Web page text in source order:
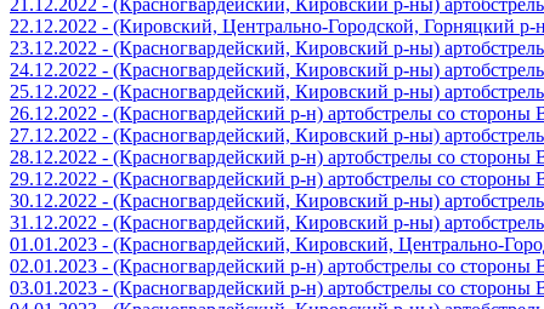
22.12.2022 - (Кировский, Центрально-Городской, Горняцкий
23.12.2022 - (Красногвардейский, Кировский р-ны)
24.12.2022 - (Красногвардейский, Кировский р-ны)
25.12.2022 - (Красногвардейский, Кировский р-ны)
26.12.2022 - (Красногвардейский р-н) артобстрелы со
27.12.2022 - (Красногвардейский, Кировский р-ны)
28.12.2022 - (Красногвардейский р-н) артобстрелы со
29.12.2022 - (Красногвардейский р-н) артобстрелы со
30.12.2022 - (Красногвардейский, Кировский р-ны)
31.12.2022 - (Красногвардейский, Кировский р-ны)
01.01.2023 - (Красногвардейский, Кировский, Центрально-
02.01.2023 - (Красногвардейский р-н) артобстрелы со
03.01.2023 - (Красногвардейский р-н) артобстрелы со